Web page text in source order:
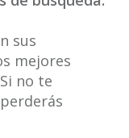
sus
mejores
no te